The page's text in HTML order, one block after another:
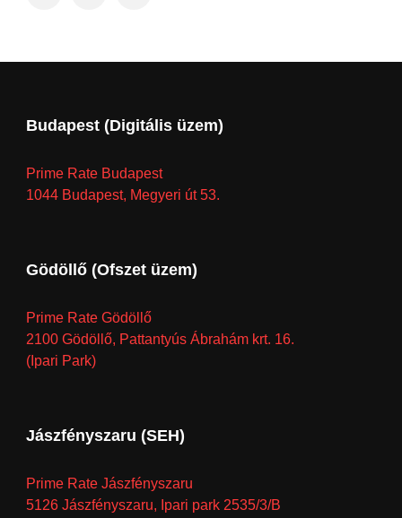
Budapest (Digitális üzem)
Prime Rate Budapest
1044 Budapest, Megyeri út 53.
Gödöllő (Ofszet üzem)
Prime Rate Gödöllő
2100 Gödöllő, Pattantyús Ábrahám krt. 16.
(Ipari Park)
Jászfényszaru (SEH)
Prime Rate Jászfényszaru
5126 Jászfényszaru, Ipari park 2535/3/B